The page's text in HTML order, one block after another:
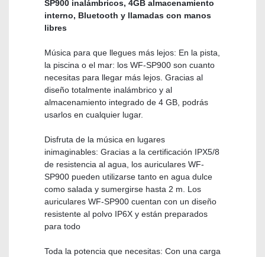
SP900 inalámbricos, 4GB almacenamiento
interno, Bluetooth y llamadas con manos
libres
Música para que llegues más lejos: En la pista,
la piscina o el mar: los WF-SP900 son cuanto
necesitas para llegar más lejos. Gracias al
diseño totalmente inalámbrico y al
almacenamiento integrado de 4 GB, podrás
usarlos en cualquier lugar.
Disfruta de la música en lugares
inimaginables: Gracias a la certificación IPX5/8
de resistencia al agua, los auriculares WF-
SP900 pueden utilizarse tanto en agua dulce
como salada y sumergirse hasta 2 m. Los
auriculares WF-SP900 cuentan con un diseño
resistente al polvo IP6X y están preparados
para todo
Toda la potencia que necesitas: Con una carga